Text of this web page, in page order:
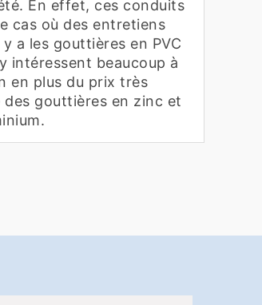
En effet, ces conduits
cas où des entretiens
a les gouttières en PVC
intéressent beaucoup à
en plus du prix très
gouttières en zinc et